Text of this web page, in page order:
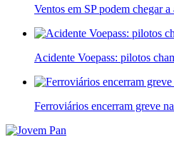
Ventos em SP podem chegar
Acidente Voepass: pilotos
Ferroviários encerram greve